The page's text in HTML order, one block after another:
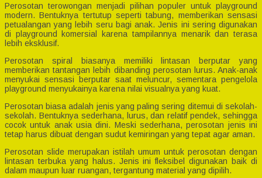
Perosotan terowongan menjadi pilihan populer untuk playground
modern. Bentuknya tertutup seperti tabung, memberikan sensasi
petualangan yang lebih seru bagi anak. Jenis ini sering digunakan
di playground komersial karena tampilannya menarik dan terasa
lebih eksklusif.
Perosotan spiral biasanya memiliki lintasan berputar yang
memberikan tantangan lebih dibanding perosotan lurus. Anak-anak
menyukai sensasi berputar saat meluncur, sementara pengelola
playground menyukainya karena nilai visualnya yang kuat.
Perosotan biasa adalah jenis yang paling sering ditemui di sekolah-
sekolah. Bentuknya sederhana, lurus, dan relatif pendek, sehingga
cocok untuk anak usia dini. Meski sederhana, perosotan jenis ini
tetap harus dibuat dengan sudut kemiringan yang tepat agar aman.
Perosotan slide merupakan istilah umum untuk perosotan dengan
lintasan terbuka yang halus. Jenis ini fleksibel digunakan baik di
dalam maupun luar ruangan, tergantung material yang dipilih.